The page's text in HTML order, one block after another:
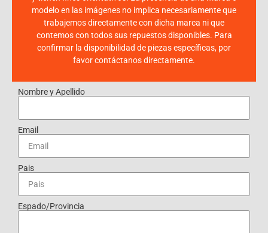
modelo en las imágenes no implica necesariamente que
trabajemos directamente con dicha marca ni que
contemos con todos sus repuestos disponibles. Para
confirmar la disponibilidad de piezas específicas, por
favor contáctanos directamente.
Nombre y Apellido
Email
Pais
Espado/Provincia